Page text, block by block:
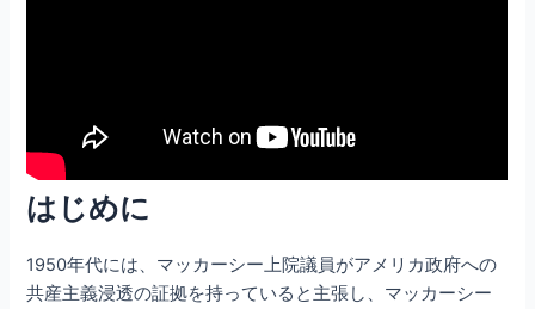
はじめに
1950年代には、マッカーシー上院議員がアメリカ政府への
共産主義浸透の証拠を持っていると主張し、マッカーシー